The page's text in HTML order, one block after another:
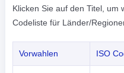
Klicken Sie auf den Titel, um
Codeliste für Länder/
Vorwahlen ISO